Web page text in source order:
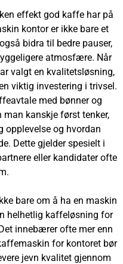
effekt god kaffe har på
kontor er ikke bare et
bidra til bedre pauser,
atmosfære. Når
valgt en kvalitetsløsning,
viktig investering i trivsel.
med bønner og
kanskje først tenker,
opplevelse og hvordan
Dette gjelder spesielt i
eller kandidater ofte
bare om å ha en maskin
helhetlig kaffeløsning for
innebærer ofte mer enn
for kontoret bør
jevn kvalitet gjennom